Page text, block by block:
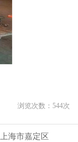
浏览次数： 544次
上海市嘉定区